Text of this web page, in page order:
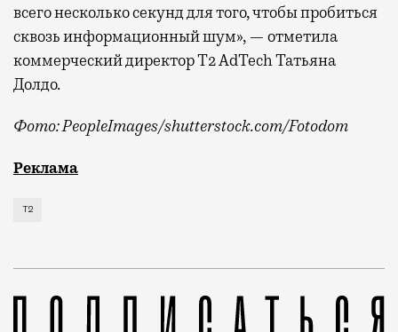
всего несколько секунд для того, чтобы пробиться
сквозь информационный шум», — отметила
коммерческий директор Т2 AdTech Татьяна
Долдо.
Фото: PeopleImages/shutterstock.com/Fotodom
Мобильный оператор Т2 изучил модели интернет-
Реклама
Т2